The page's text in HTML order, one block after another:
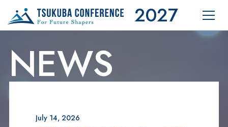
2027 Menu
NEWS
July 14, 2026